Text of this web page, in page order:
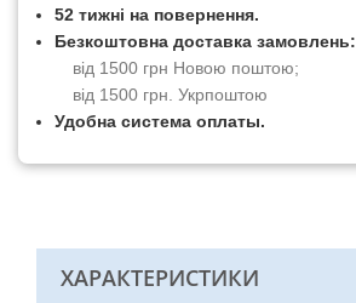
52 тижні на повернення.
Безкоштовна доставка замовлень:
від 1500 грн Новою поштою;
від 1500 грн. Укрпоштою
Удобна система оплаты.
ХАРАКТЕРИСТИКИ